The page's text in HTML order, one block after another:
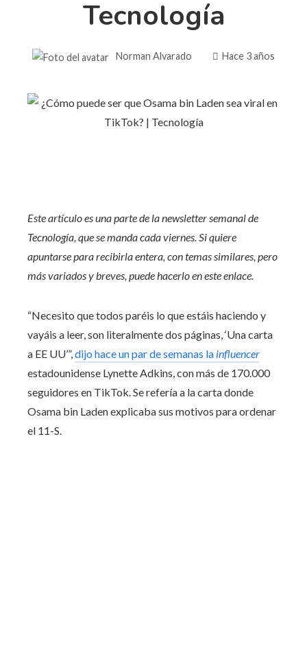
Tecnología
Norman Alvarado Hace 3 años
Este artículo es una parte de la newsletter semanal de
Tecnología, que se manda cada viernes. Si quiere
apuntarse para recibirla entera, con temas similares, pero
más variados y breves, puede hacerlo en este enlace.
“Necesito que todos paréis lo que estáis haciendo y
vayáis a leer, son literalmente dos páginas, ‘Una carta
a EE UU’”,dijo hace un par de semanas la influencer
estadounidense Lynette Adkins, con más de 170.000
seguidores en TikTok. Se refería a la carta donde
Osama bin Laden explicaba sus motivos para ordenar
el 11-S.